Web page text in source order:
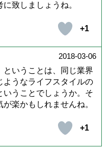
致しましょうね。
+1
2018-03-06
ということは、同じ業界
ようなライフスタイルの
いうことでしょうか。そ
楽かもしれませんね。
+1